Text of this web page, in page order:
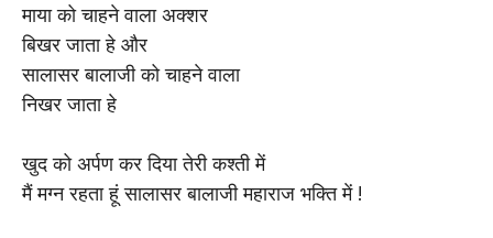
माया को चाहने वाला अक्शर
बिखर जाता हे और
सालासर बालाजी को चाहने वाला
निखर जाता हे
खुद को अर्पण कर दिया तेरी कश्ती में
मैं मग्न रहता हूं सालासर बालाजी महाराज भक्ति में !